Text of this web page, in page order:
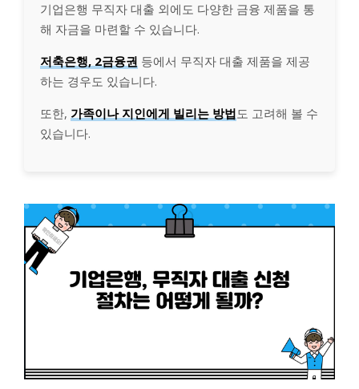
기업은행 무직자 대출 외에도 다양한 금융 제품을 통
해 자금을 마련할 수 있습니다.
저축은행, 2금융권 등에서 무직자 대출 제품을 제공
하는 경우도 있습니다.
또한, 가족이나 지인에게 빌리는 방법도 고려해 볼 수
있습니다.